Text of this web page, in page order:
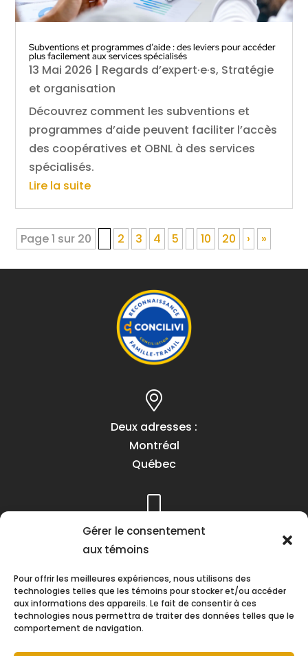
Gérer le consentement
aux témoins
Pour offrir les meilleures expériences, nous utilisons des
technologies telles que les témoins pour stocker et/ou accéder
aux informations des appareils. Le fait de consentir à ces
technologies nous permettra de traiter des données telles que le
comportement de navigation.
Subventions et programmes d’aide : des leviers pour accéder
plus facilement aux services spécialisés
13 Mai 2026 | Regards d’expert·e·s, Stratégie
et organisation
Découvrez comment les subventions et
programmes d’aide peuvent faciliter l’accès
des coopératives et OBNL à des services
spécialisés.
Lire la suite
Page 1 sur 20 2 3 4 5 10 20 › »
Deux adresses :
Montréal
Québec
Téléphone :
(418) 622-1001
Heures d’ouverture :